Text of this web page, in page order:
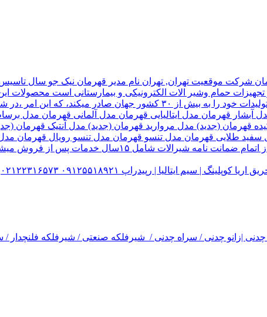
حمام وشیر الات الکترونیکی و بیمارستانی است محصولات
تولید شده کارخانه قهرمان،بخش زیادی از تولیدات خود را به بیش
آبشار قهرمان مدل ایتالیایی قهرمان مدل آلمانی قهرمان
قهرمان (جدید) مدل مروارید قهرمان (جدید) مدل آنتیک
سفید طلایی قهرمان مدل تنسو قهرمان مدل تنسو رویال قهرمان
ایتالیا | رپیدراپ ۰۹۱۲۵۵۱۸۹۲۱ ۰۲۱۲۲۳۱۶۵۷۳
|زانو چدنی / سراه چدنی / شیرفلکه صنعتی / شیرفلکه فلنچدار /